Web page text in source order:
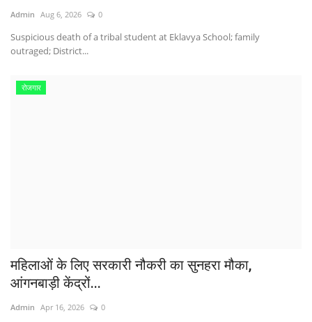
Admin Aug 6, 2026 0
Suspicious death of a tribal student at Eklavya School; family
outraged; District...
रोजगार
महिलाओं के लिए सरकारी नौकरी का सुनहरा मौका,
आंगनबाड़ी केंद्रों...
Admin Apr 16, 2026 0